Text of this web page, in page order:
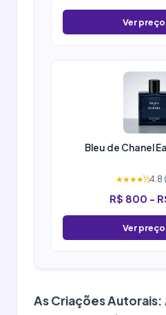
Ver
Bleu de Chanel
★★★★½4.8
R$ 800 -
Ver
As Criações Autorais: